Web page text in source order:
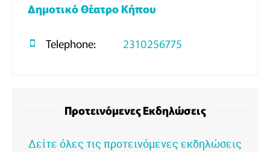
Δημοτικό Θέατρο Κήπου
Telephone: 2310256775
Προτεινόμενες Εκδηλώσεις
Δείτε όλες τις προτεινόμενες εκδηλώσεις